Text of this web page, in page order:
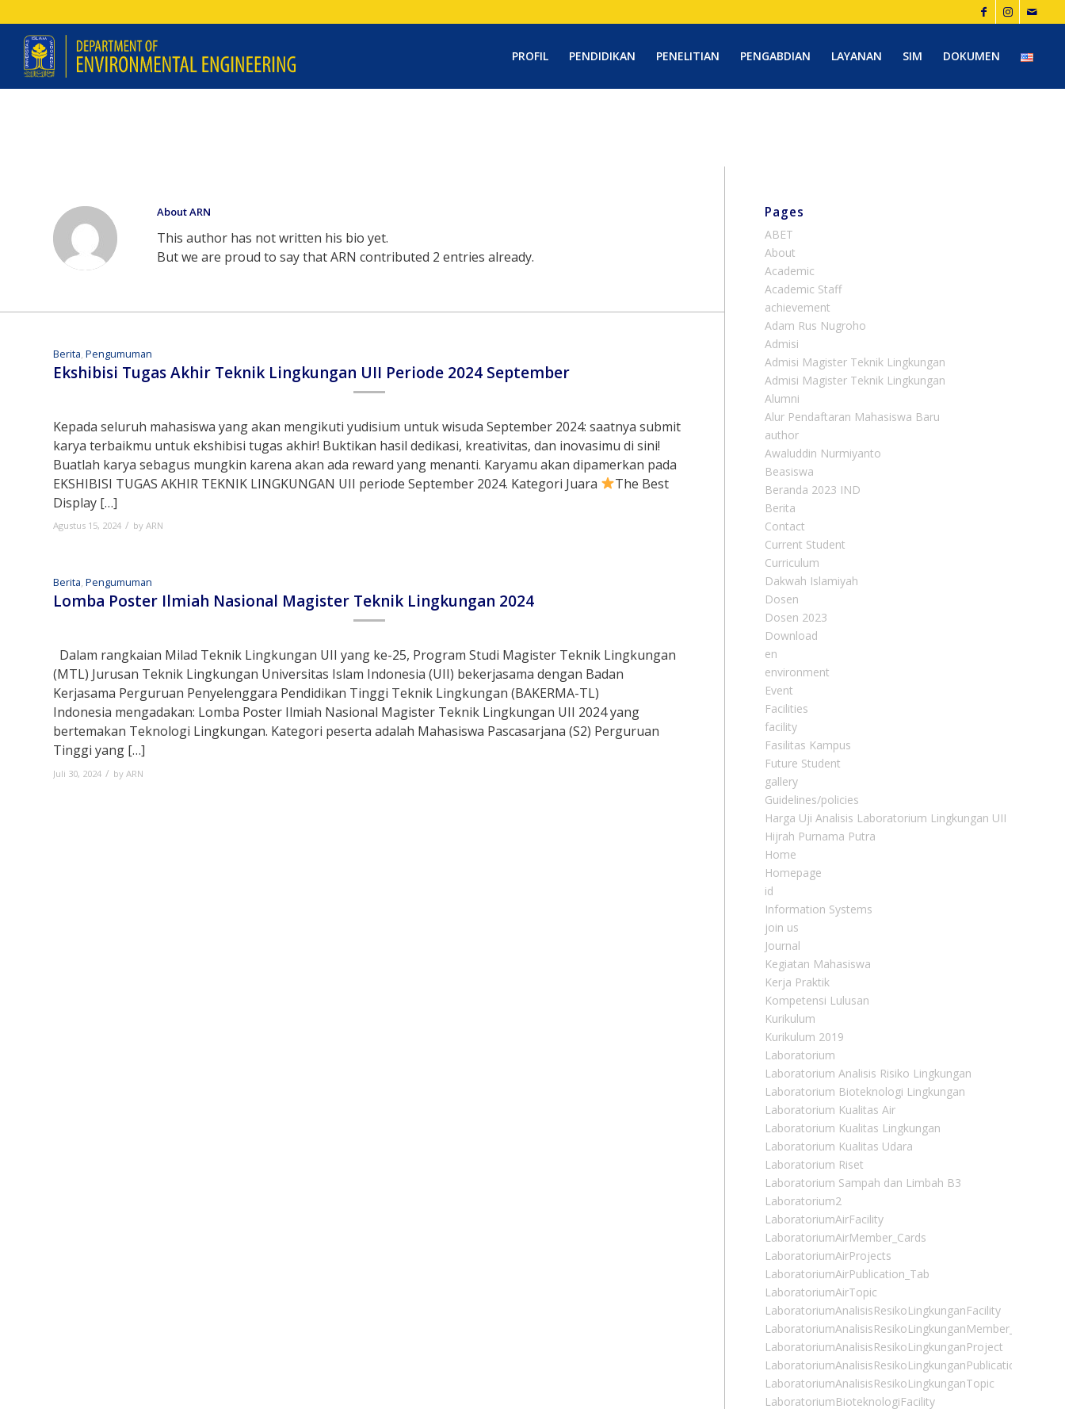
PROFIL PENDIDIKAN PENELITIAN PENGABDIAN LAYANAN SIM DOKUMEN
AboutARN
This author has not written his bio yet.
But we are proud to say thatARN contributed 2 entries already.
Berita, Pengumuman
Ekshibisi Tugas Akhir Teknik Lingkungan UII Periode 2024 September
Kepada seluruh mahasiswa yang akan mengikuti yudisium untuk wisuda September 2024: saatnya submit
karya terbaikmu untuk ekshibisi tugas akhir! Buktikan hasil dedikasi, kreativitas, dan inovasimu di sini!
Buatlah karya sebagus mungkin karena akan ada reward yang menanti. Karyamu akan dipamerkan pada
EKSHIBISI TUGAS AKHIR TEKNIK LINGKUNGAN UII periode September 2024. Kategori Juara
The Best
Display […]
Agustus 15, 2024 / by ARN
Berita, Pengumuman
Lomba Poster Ilmiah Nasional Magister Teknik Lingkungan 2024
Dalam rangkaian Milad Teknik Lingkungan UII yang ke-25, Program Studi Magister Teknik Lingkungan
(MTL) Jurusan Teknik Lingkungan Universitas Islam Indonesia (UII) bekerjasama dengan Badan
Kerjasama Perguruan Penyelenggara Pendidikan Tinggi Teknik Lingkungan (BAKERMA-TL)
Indonesia mengadakan: Lomba Poster Ilmiah Nasional Magister Teknik Lingkungan UII 2024 yang
bertemakan Teknologi Lingkungan. Kategori peserta adalah Mahasiswa Pascasarjana (S2) Perguruan
Tinggi yang […]
Juli 30, 2024 / by ARN
Pages
ABET
About
Academic
Academic Staff
achievement
Adam Rus Nugroho
Admisi
Admisi Magister Teknik Lingkungan
Admisi Magister Teknik Lingkungan
Alumni
Alur Pendaftaran Mahasiswa Baru
author
Awaluddin Nurmiyanto
Beasiswa
Beranda 2023 IND
Berita
Contact
Current Student
Curriculum
Dakwah Islamiyah
Dosen
Dosen 2023
Download
en
environment
Event
Facilities
facility
Fasilitas Kampus
Future Student
gallery
Guidelines/policies
Harga Uji Analisis Laboratorium Lingkungan UII
Hijrah Purnama Putra
Home
Homepage
id
Information Systems
join us
Journal
Kegiatan Mahasiswa
Kerja Praktik
Kompetensi Lulusan
Kurikulum
Kurikulum 2019
Laboratorium
Laboratorium Analisis Risiko Lingkungan
Laboratorium Bioteknologi Lingkungan
Laboratorium Kualitas Air
Laboratorium Kualitas Lingkungan
Laboratorium Kualitas Udara
Laboratorium Riset
Laboratorium Sampah dan Limbah B3
Laboratorium2
LaboratoriumAirFacility
LaboratoriumAirMember_Cards
LaboratoriumAirProjects
LaboratoriumAirPublication_Tab
LaboratoriumAirTopic
LaboratoriumAnalisisResikoLingkunganFacility
LaboratoriumAnalisisResikoLingkunganMember_Cards
LaboratoriumAnalisisResikoLingkunganProject
LaboratoriumAnalisisResikoLingkunganPublication_Tab
LaboratoriumAnalisisResikoLingkunganTopic
LaboratoriumBioteknologiFacility